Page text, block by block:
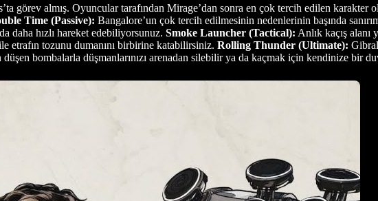
görev almış. Oyuncular tarafından Mirage’dan sonra en çok tercih edilen karakter
Time (Passive): Bangalore’un çok tercih edilmesinin nedenlerinin başında
daha hızlı hareket edebiliyorsunuz. Smoke Launcher (Tactical): Anlık kaçış alanı
etrafın tozunu dumanını birbirine katabilirsiniz. Rolling Thunder (Ultimate):
bombalarla düşmanlarınızı arenadan silebilir ya da kaçmak için kendinize bir